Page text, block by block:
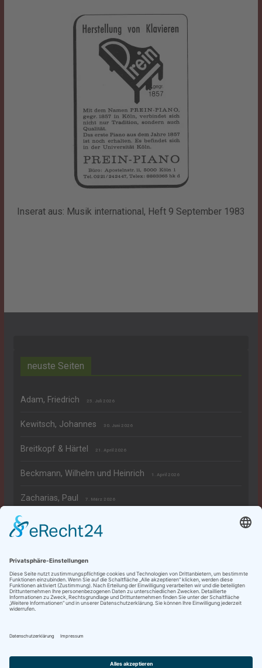
Inserat aus: Musik international, Heft 9 September 1983
neuste Seiten
Adam, Friedrich 25. Juli 2026
Kewitsch, Johannes 30. Juni 2026
Breitkopf & Härtel 21. April 2026
Beckmann, Wilhelm und Heinrich 1. April 2026
Zacharias, Paul 7. März 2026
Rechtliches
Datenschutzerklärung
Impressum
Dieter's Klavierseiten